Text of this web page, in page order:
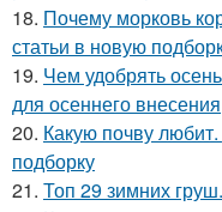
18. Почему морковь
статьи в новую
19. Чем удобрять
для осеннего внесения
20. Какую почву
подборку
21. Топ 29 зимних груш.